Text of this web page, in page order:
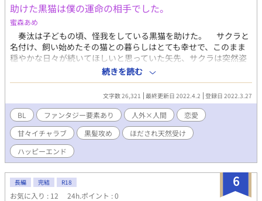
助けた黒猫は僕の運命の相手でした。
蜜森あめ
奏汰は子どもの頃、怪我をしている黒猫を助けた。 サクラと
名付け、飼い始めたその猫との暮らしはとても幸せで、このまま
穏やかな日々が続いてほしいと思っていた矢先、サクラは突然姿
を消してしまう。 寂しさと淡い想いを胸に閉じ込めたまま月日
は過ぎ、大人になった奏汰の前に一人の青年が現れて……。 ち
ょっぴり俺様気質な溺愛攻めと、優しくて一途なほだされ受け。
運命の出会いを果たした二人の、不思議で甘々な再会愛のお話
です。 お話は本編７話完結しました。
続きを読む
文字数 26,321 最終更新日 2022.4.2 登録日 2022.3.27
BL ファンタジー要素あり 人外×人間
恋愛
甘々イチャラブ
黒髪攻め
ほだされ天然受け
ハッピーエンド
6
長編 完結 R18
お気に入り : 12 24h.ポイント : 0